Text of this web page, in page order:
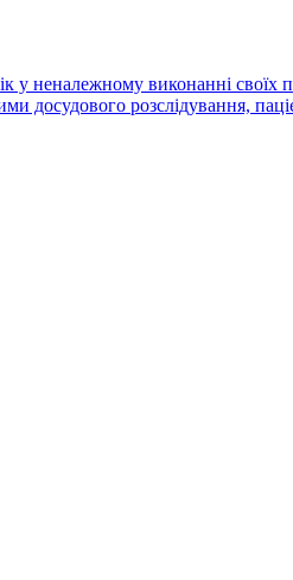
у неналежному виконанні своїх
розслідування,